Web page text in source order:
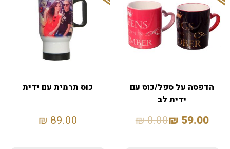
הדפסה על ספל/כוס עם
ידית לב
59.00
₪
0.00
₪
כוס תרמית עם ידית
89.00
₪